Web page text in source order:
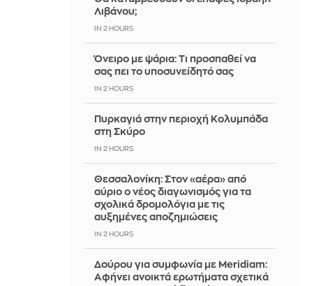
Λιβάνου;
IN 2 HOURS
Όνειρο με ψάρια: Τι προσπαθεί να
σας πει το υποσυνείδητό σας
IN 2 HOURS
Πυρκαγιά στην περιοχή Κολυμπάδα
στη Σκύρο
IN 2 HOURS
Θεσσαλονίκη: Στον «αέρα» από
αύριο ο νέος διαγωνισμός για τα
σχολικά δρομολόγια με τις
αυξημένες αποζημιώσεις
IN 2 HOURS
Δούρου για συμφωνία με Meridiam:
Αφήνει ανοικτά ερωτήματα σχετικά